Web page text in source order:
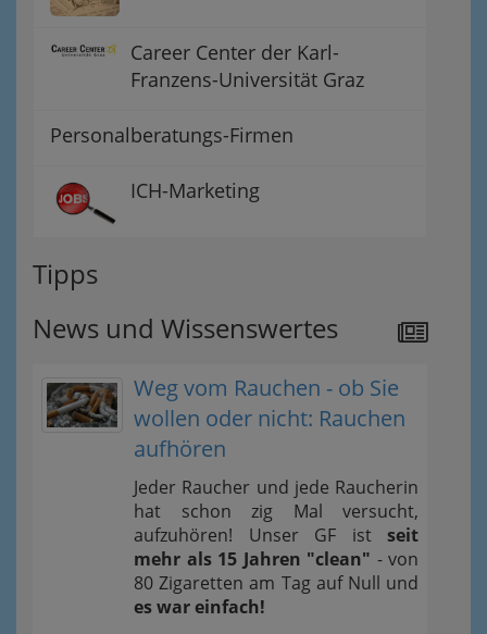
Career Center der Karl-
Franzens-Universität Graz
Personalberatungs-Firmen
ICH-Marketing
Tipps
News und Wissenswertes
Weg vom Rauchen - ob Sie
wollen oder nicht: Rauchen
aufhören
Jeder Raucher und jede Raucherin
hat schon zig Mal versucht,
aufzuhören! Unser GF ist seit
mehr als 15 Jahren "clean" - von
80 Zigaretten am Tag auf Null und
es war einfach!